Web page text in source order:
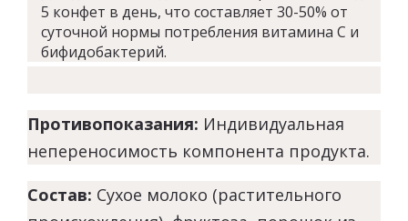
5 конфет в день, что составляет 30-50% от
суточной нормы потребления витамина С и
бифидобактерий.
Противопоказания: Индивидуальная
непереносимость компонента продукта.
Состав: Сухое молоко (растительного